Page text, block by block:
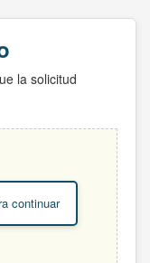
la solicitud
continuar